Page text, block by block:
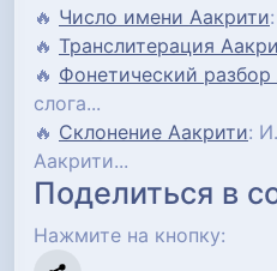
🔥 Число имени Аакрити
🔥 Транслитерация
🔥 Фонетический разбор
слога...
🔥 Склонение Аакрити:
Аакрити...
Поделиться в
Нажмите на кнопку: